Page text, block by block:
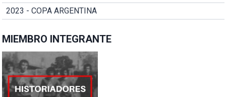
2023 - COPA ARGENTINA
MIEMBRO INTEGRANTE